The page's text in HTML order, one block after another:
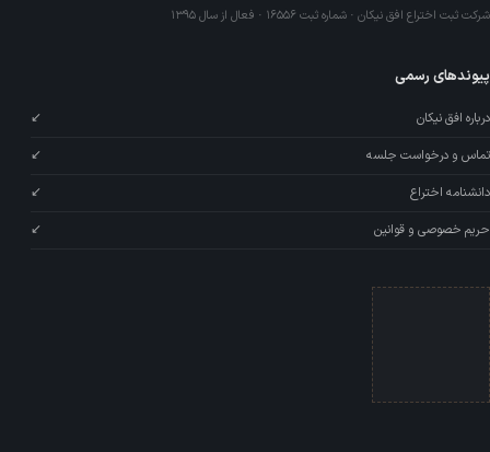
شرکت ثبت اختراع افق نیکان · شماره ثبت ۱۶۵۵۶ · فعال از سال ۱۳۹۵
پیوندهای رسمی
درباره افق نیکان
↙
تماس و درخواست جلسه
↙
دانشنامه اختراع
↙
حریم خصوصی و قوانین
↙